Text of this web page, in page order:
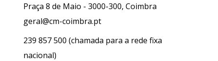
Praça 8 de Maio - 3000-300, Coimbra
geral@cm-coimbra.pt
239 857 500 (chamada para a rede fixa
nacional)